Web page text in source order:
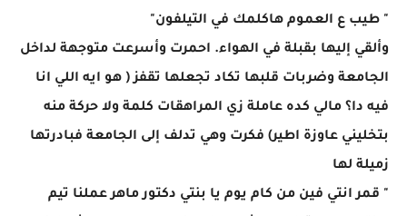
" طيب ع العموم هاكلمك في التيلفون"
وألقي إليها بقبلة في الهواء. احمرت وأسرعت متوجهة لداخل
الجامعة وضربات قلبها تكاد تجعلها تقفز ( هو ايه اللي انا
فيه دا؟ مالي كده عاملة زي المراهقات كلمة ولا حركة منه
بتخليني عاوزة اطير) فكرت وهي تدلف إلى الجامعة فبادرتها
زميلة لها
" قمر انتي فين من كام يوم يا بنتي دكتور ماهر عملنا تيم